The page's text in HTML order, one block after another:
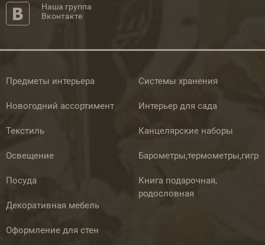
Наша группа
Вконтакте
Предметы интерьера
Новогодний ассортимент
Текстиль
Освещение
Посуда
Декоративная мебель
Оформление для стен
Системы хранения
Интерьер для сада
Канцелярские наборы
Книга подарочная,
родословная